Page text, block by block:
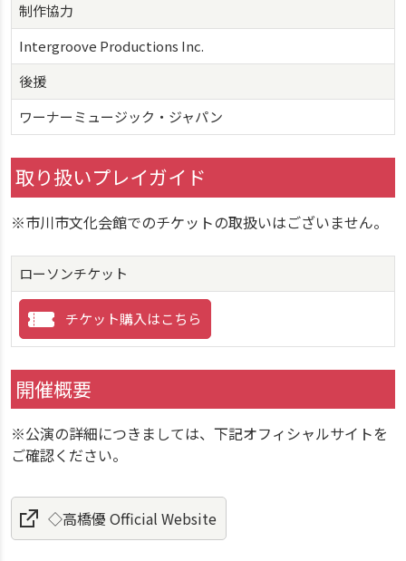
制作協力
Intergroove Productions Inc.
後援
ワーナーミュージック・ジャパン
取り扱いプレイガイド
※市川市文化会館でのチケットの取扱いはございません。
ローソンチケット
チケット購入はこちら
開催概要
※公演の詳細につきましては、下記オフィシャルサイトを
ご確認ください。
◇高橋優 Official Website